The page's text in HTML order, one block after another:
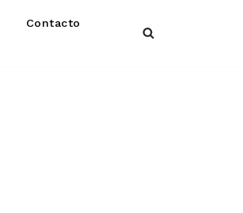
Contacto